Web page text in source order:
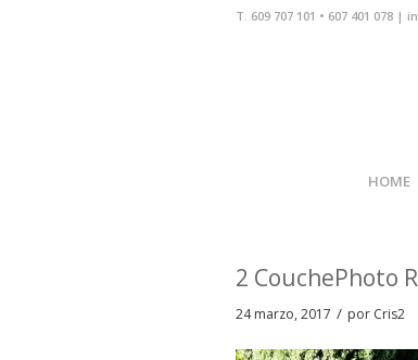
T. 609 707 101 • 607 401 078
HOME
2 CouchePhoto
24 marzo, 2017 / por Cris2